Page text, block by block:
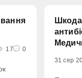
17 0
31 сер